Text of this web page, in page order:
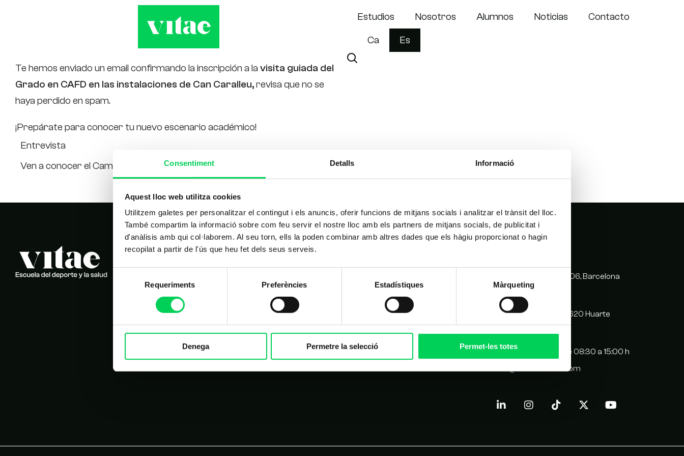
Consentiment Detalls Informació
Aquest lloc web utilitza cookies
Utilitzem galetes per personalitzar el contingut i els anuncis, oferir funcions de mitjans socials i analitzar el trànsit del lloc.
També compartim la informació sobre com feu servir el nostre lloc amb els partners de mitjans socials, de publicitat i
d'anàlisis amb qui col·laborem. Al seu torn, ells la poden combinar amb altres dades que els hàgiu proporcionat o hagin
recopilat a partir de l'ús que heu fet dels seus serveis.
consentiment
Requeriments Preferències Estadístiques Màrqueting
Denega Permetre la selecció Permet-les totes
Estudios Nosotros Alumnos Noticias
Contacto
Ca
Es
Te hemos enviado un email confirmando la inscripción a lavisita guiada del
Grado en CAFD en las instalaciones de Can Caralleu,revisa que no se
haya perdido en spam.
¡Prepárate para conocer tu nuevo escenario académico!
Entrevista
Ven a conocer el Campus Balmes de la Escuela Universitaria
NAVEGACIÓN PRINCIPAL
Nosotros
Alumnos
Noticias
Contacto
Homologación de proveedores
C/ Balmes 209, 08006, Barcelona
Plaza San Juan 5, 31620 Huarte
De lunes a viernes de 08:30 a 15:00 h
info@escuelavitae.com